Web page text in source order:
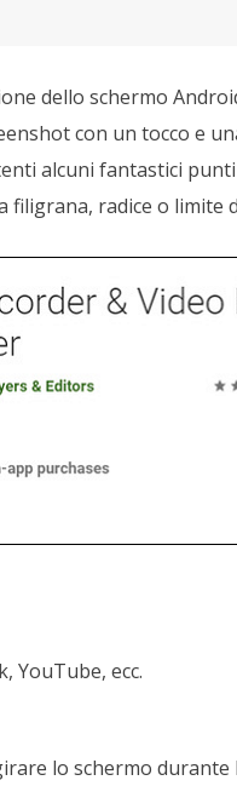
dello schermo
con un tocco e
alcuni fantastici
filigrana, radice o limite
YouTube, ecc.
lo schermo